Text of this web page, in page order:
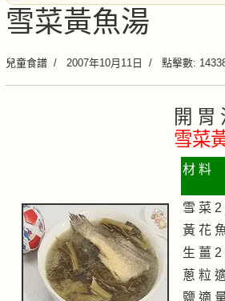
雪菜黃魚湯
兒童食譜 2007年10月11日 點擊數:
開 胃
雪菜
材 料
雪 菜 2
黃 花
生 薑 2
蔥 粒
鹽 適